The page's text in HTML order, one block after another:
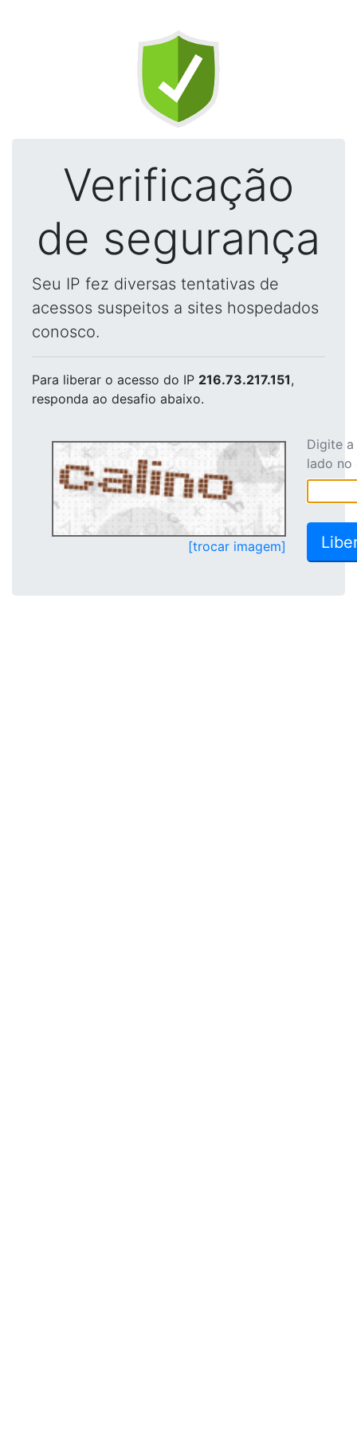
Verificação
de segurança
Seu IP fez diversas tentativas de
acessos suspeitos a sites hospedados
conosco.
Para liberar o acesso do IP 216.73.217.151,
responda ao desafio abaixo.
[trocar imagem]
Digite
lado no